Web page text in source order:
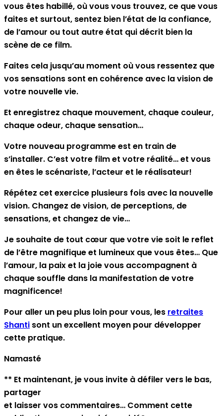
vous êtes habillé, où vous vous trouvez, ce que vous
faites et surtout, sentez bien l’état de la confiance,
de l’amour ou tout autre état qui décrit bien la
scène de ce film.
Faites cela jusqu’au moment où vous ressentez que
vos sensations sont en cohérence avec la vision de
votre nouvelle vie.
Et enregistrez chaque mouvement, chaque couleur,
chaque odeur, chaque sensation…
Votre nouveau programme est en train de
s’installer. C’est votre film et votre réalité… et vous
en êtes le scénariste, l’acteur et le réalisateur!
Répétez cet exercice plusieurs fois avec la nouvelle
vision. Changez de vision, de perceptions, de
sensations, et changez de vie…
Je souhaite de tout cœur que votre vie soit le reflet
de l’être magnifique et lumineux que vous êtes… Que
l’amour, la paix et la joie vous accompagnent à
chaque souffle dans la manifestation de votre
magnificence!
Pour aller un peu plus loin pour vous, les retraites
Shanti sont un excellent moyen pour développer
cette pratique.
Namasté
** Et maintenant, je vous invite à défiler vers le bas,
partager
et laisser vos commentaires… Comment cette